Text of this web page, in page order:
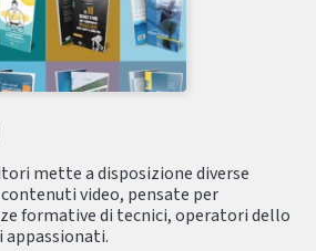
mette a disposizione diverse
video, pensate per
formative di tecnici, operatori dello
appassionati.